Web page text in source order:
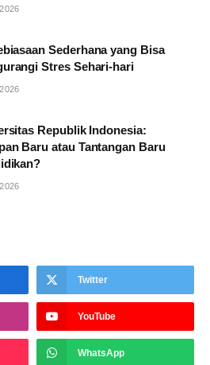
Sederhana yang Bisa
Stres Sehari-hari
Republik Indonesia:
Baru atau Tantangan Baru
Twitter
YouTube
WhatsApp